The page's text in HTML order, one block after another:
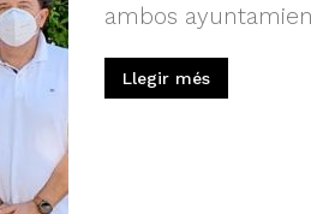
ambos
Llegir més